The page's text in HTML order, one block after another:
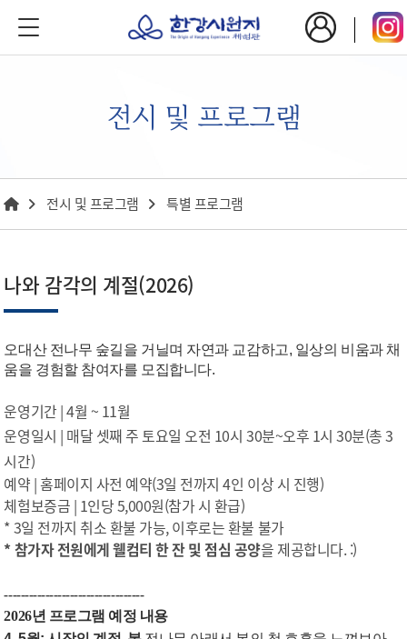
전시 및 프로그램
전시 및 프로그램 특별 프로그램
나와 감각의 계절(2026)
오대산 전나무 숲길을 거닐며 자연과 교감하고, 일상의 비움과 채
움을 경험할 참여자를 모집합니다.
운영기간 | 4월 ~ 11월
운영일시 | 매달 셋째 주 토요일 오전 10시 30분~오후 1시 30분(총 3
시간)
예약 | 홈페이지 사전 예약(3일 전까지 4인 이상 시 진행)
체험보증금 | 1인당 5,000원(참가 시 환급)
* 3일 전까지 취소 환불 가능, 이후로는 환불 불가
* 참가자 전원에게 웰컴티 한 잔 및 점심 공양을 제공합니다. :)
----------------------------------
2026년 프로그램 예정 내용